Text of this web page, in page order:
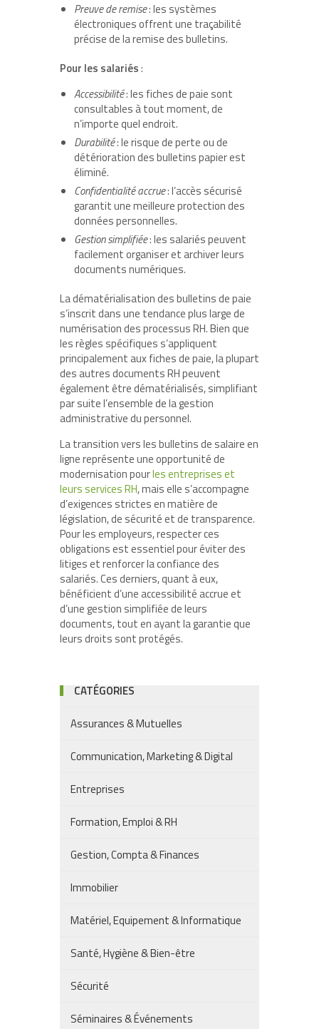
Preuve de remise: les systèmes
électroniques offrent une traçabilité
précise de la remise des bulletins.
Pour les salariés:
Accessibilité: les fiches de paie sont
consultables à tout moment, de
n’importe quel endroit.
Durabilité: le risque de perte ou de
détérioration des bulletins papier est
éliminé.
Confidentialité accrue: l’accès sécurisé
garantit une meilleure protection des
données personnelles.
Gestion simplifiée: les salariés peuvent
facilement organiser et archiver leurs
documents numériques.
La dématérialisation des bulletins de paie
s’inscrit dans une tendance plus large de
numérisation des processus RH. Bien que
les règles spécifiques s’appliquent
principalement aux fiches de paie, la plupart
des autres documents RH peuvent
également être dématérialisés, simplifiant
par suite l’ensemble de la gestion
administrative du personnel.
La transition vers les bulletins de salaire en
ligne représente une opportunité de
modernisation pourles entreprises et
leurs services RH, mais elle s’accompagne
d’exigences strictes en matière de
législation, de sécurité et de transparence.
Pour les employeurs, respecter ces
obligations est essentiel pour éviter des
litiges et renforcer la confiance des
salariés. Ces derniers, quant à eux,
bénéficient d’une accessibilité accrue et
d’une gestion simplifiée de leurs
documents, tout en ayant la garantie que
leurs droits sont protégés.
CATÉGORIES
Assurances & Mutuelles
Communication, Marketing & Digital
Entreprises
Formation, Emploi & RH
Gestion, Compta & Finances
Immobilier
Matériel, Equipement & Informatique
Santé, Hygiène & Bien-être
Sécurité
Séminaires & Événements